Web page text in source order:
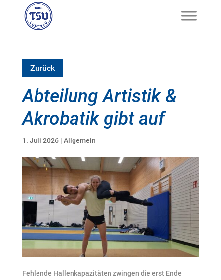
Zurück
Abteilung Artistik &
Akrobatik gibt auf
1. Juli 2026| Allgemein
Fehlende Hallenkapazitäten zwingen die erst Ende